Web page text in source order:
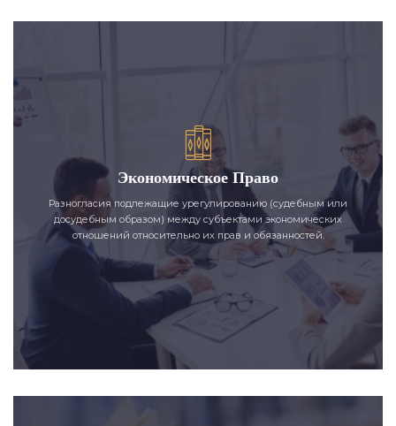
Экономическое Право
Разногласия подлежащие урегулированию (судебным или
досудебным образом) между субъектами экономических
отношений относительно их прав и обязанностей.